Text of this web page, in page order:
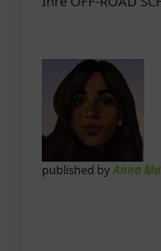
published byAnna